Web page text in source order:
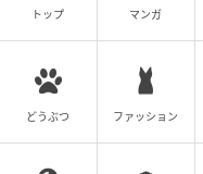
エキサイトニュース
トップ マンガ
どうぶつ ファッション